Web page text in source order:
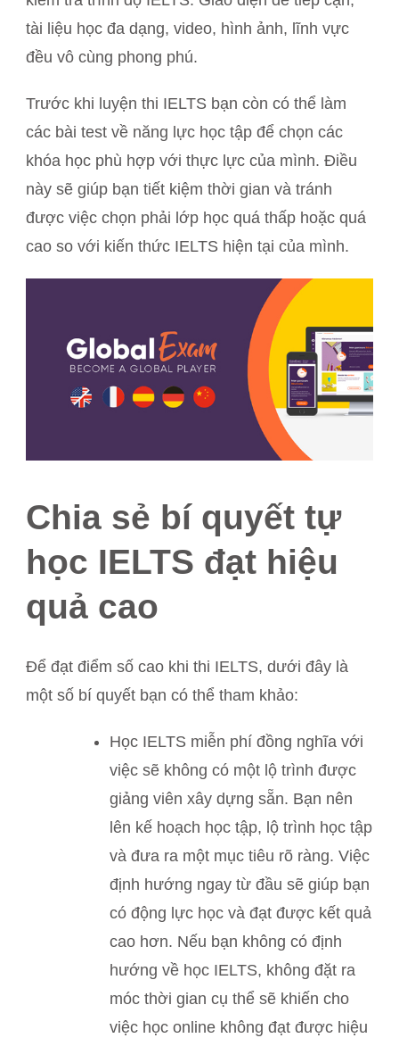
tài liệu học đa dạng, video, hình ảnh, lĩnh vực
đều vô cùng phong phú.
Trước khi luyện thi IELTS bạn còn có thể làm
các bài test về năng lực học tập để chọn các
khóa học phù hợp với thực lực của mình. Điều
này sẽ giúp bạn tiết kiệm thời gian và tránh
được việc chọn phải lớp học quá thấp hoặc quá
cao so với kiến thức IELTS hiện tại của mình.
Chia sẻ bí quyết tự
học IELTS đạt hiệu
quả cao
Để đạt điểm số cao khi thi IELTS, dưới đây là
một số bí quyết bạn có thể tham khảo:
Học IELTS miễn phí đồng nghĩa với
việc sẽ không có một lộ trình được
giảng viên xây dựng sẵn. Bạn nên
lên kế hoạch học tập, lộ trình học tập
và đưa ra một mục tiêu rõ ràng. Việc
định hướng ngay từ đầu sẽ giúp bạn
có động lực học và đạt được kết quả
cao hơn. Nếu bạn không có định
hướng về học IELTS, không đặt ra
móc thời gian cụ thể sẽ khiến cho
việc học online không đạt được hiệu